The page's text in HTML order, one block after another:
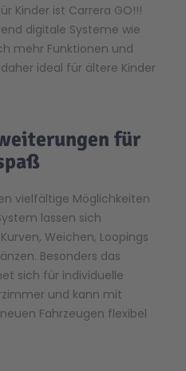
Kinder ist Carrera GO!!!
digitale Systeme wie
mehr Funktionen und
ideal für ältere Kinder
für
vielfältige Möglichkeiten
lassen sich
Weichen, Loopings
Besonders das
sich für individuelle
und kann mit
Fahrzeugen flexibel